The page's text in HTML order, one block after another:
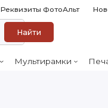
Реквизиты ФотоАльт
Найти
Мультирамки